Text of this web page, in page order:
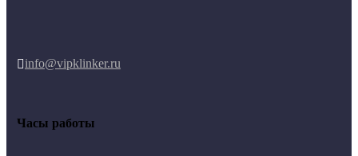
info@vipklinker.ru
Часы работы